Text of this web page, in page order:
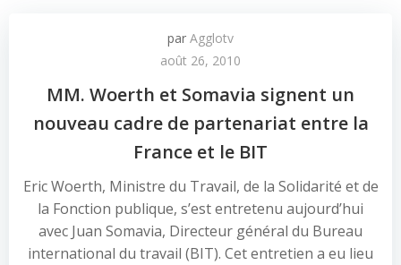
par Agglotv
août 26, 2010
MM. Woerth et Somavia signent un
nouveau cadre de partenariat entre la
France et le BIT
Eric Woerth, Ministre du Travail, de la Solidarité et de
la Fonction publique, s’est entretenu aujourd’hui
avec Juan Somavia, Directeur général du Bureau
international du travail (BIT). Cet entretien a eu lieu